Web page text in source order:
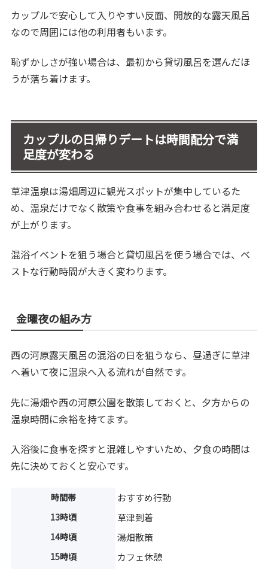
カップルで安心して入りやすい反面、開放的な露天風呂
なので周囲には他の利用者もいます。
恥ずかしさが強い場合は、最初から貸切風呂を選んだほ
うが落ち着けます。
カップルの日帰りデートは時間配分で満
足度が変わる
草津温泉は湯畑周辺に観光スポットが集中しているた
め、温泉だけでなく散策や食事を組み合わせると満足度
が上がります。
混浴イベントを狙う場合と貸切風呂を使う場合では、ベ
ストな行動時間が大きく変わります。
金曜夜の組み方
西の河原露天風呂の混浴の日を狙うなら、昼過ぎに草津
へ着いて夜に温泉へ入る流れが自然です。
先に湯畑や西の河原公園を散策しておくと、夕方からの
温泉時間に余裕を持てます。
入浴後に食事を探すと混雑しやすいため、夕食の時間は
先に決めておくと安心です。
時間帯 おすすめ行動
13時頃 草津到着
14時頃 湯畑散策
15時頃 カフェ休憩